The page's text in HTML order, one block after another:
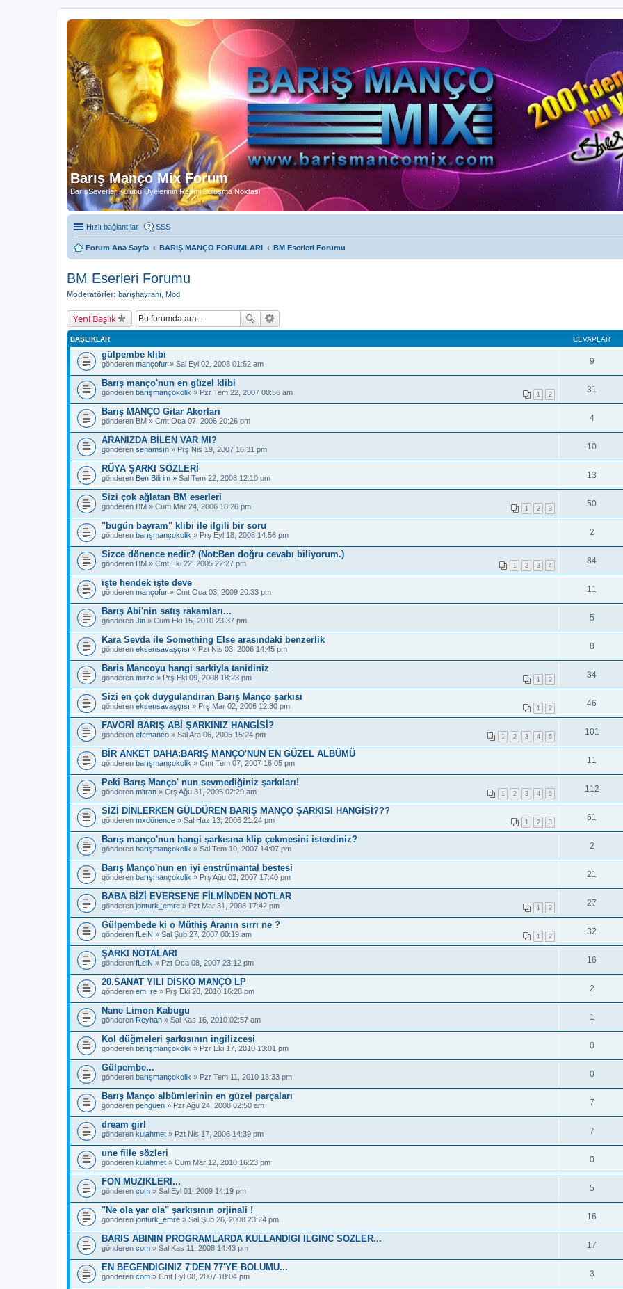
Barış Manço Mix Forum
BarışSeverler Kulübü Üyelerinin Resmi Buluşma Noktası
Hızlı bağlantılar SSS
Forum Ana Sayfa BARIŞ MANÇO FORUMLARI BM Eserleri Forumu
BM Eserleri Forumu
Moderatörler: barışhayranı Mod
Yeni Başlık
BAŞLIKLAR CEVAPLAR
gülpembe klibi
gönderen mançofur » Sal Eyl 02, 2008 01:52 am 9
Barış manço'nun en güzel klibi
1 2
gönderen barışmançokolik » Pzr Tem 22, 2007 00:56 am 31
Barış MANÇO Gitar Akorları
gönderen BM » Cmt Oca 07, 2006 20:26 pm 4
ARANIZDA BİLEN VAR MI?
gönderen senamsın » Prş Nis 19, 2007 16:31 pm 10
RÜYA ŞARKI SÖZLERİ
gönderen Ben Bilirim » Sal Tem 22, 2008 12:10 pm 13
Sizi çok ağlatan BM eserleri
1 2 3
gönderen BM » Cum Mar 24, 2006 18:26 pm 50
"bugün bayram" klibi ile ilgili bir soru
gönderen barışmançokolik » Prş Eyl 18, 2008 14:56 pm 2
Sizce dönence nedir? (Not:Ben doğru cevabı biliyorum.)
1 2 3 4
gönderen BM » Cmt Eki 22, 2005 22:27 pm 84
işte hendek işte deve
gönderen mançofur » Cmt Oca 03, 2009 20:33 pm 11
Barış Abi'nin satış rakamları...
gönderen Jin » Cum Eki 15, 2010 23:37 pm 5
Kara Sevda ile Something Else arasındaki benzerlik
gönderen eksensavaşçısı » Pzt Nis 03, 2006 14:45 pm 8
Baris Mancoyu hangi sarkiyla tanidiniz
1 2
gönderen mirze » Prş Eki 09, 2008 18:23 pm 34
Sizi en çok duygulandıran Barış Manço şarkısı
1 2
gönderen eksensavaşçısı » Prş Mar 02, 2006 12:30 pm 46
FAVORİ BARIŞ ABİ ŞARKINIZ HANGİSİ?
1 2 3 4 5
gönderen efemanco » Sal Ara 06, 2005 15:24 pm 101
BİR ANKET DAHA:BARIŞ MANÇO'NUN EN GÜZEL ALBÜMÜ
gönderen barışmançokolik » Cmt Tem 07, 2007 16:05 pm 11
Peki Barış Manço' nun sevmediğiniz şarkıları!
1 2 3 4 5
gönderen mitran » Çrş Ağu 31, 2005 02:29 am 112
SİZİ DİNLERKEN GÜLDÜREN BARIŞ MANÇO ŞARKISI HANGİSİ???
1 2 3
gönderen mxdönence » Sal Haz 13, 2006 21:24 pm 61
Barış manço'nun hangi şarkısına klip çekmesini isterdiniz?
gönderen barışmançokolik » Sal Tem 10, 2007 14:07 pm 2
Barış Manço'nun en iyi enstrümantal bestesi
gönderen barışmançokolik » Prş Ağu 02, 2007 17:40 pm 21
BABA BİZİ EVERSENE FİLMİNDEN NOTLAR
1 2
gönderen jonturk_emre » Pzt Mar 31, 2008 17:42 pm 27
Gülpembede ki o Müthiş Aranın sırrı ne ?
1 2
gönderen fLeiN » Sal Şub 27, 2007 00:19 am 32
ŞARKI NOTALARI
gönderen fLeiN » Pzt Oca 08, 2007 23:12 pm 16
20.SANAT YILI DİSKO MANÇO LP
gönderen em_re » Prş Eki 28, 2010 16:28 pm 2
Nane Limon Kabugu
gönderen Reyhan » Sal Kas 16, 2010 02:57 am 1
Kol düğmeleri şarkısının ingilizcesi
gönderen barışmançokolik » Pzr Eki 17, 2010 13:01 pm 0
Gülpembe...
gönderen barışmançokolik » Pzr Tem 11, 2010 13:33 pm 0
Barış Manço albümlerinin en güzel parçaları
gönderen penguen » Pzr Ağu 24, 2008 02:50 am 7
dream girl
gönderen kulahmet » Pzt Nis 17, 2006 14:39 pm 7
une fille sözleri
gönderen kulahmet » Cum Mar 12, 2010 16:23 pm 0
FON MUZIKLERI...
gönderen com » Sal Eyl 01, 2009 14:19 pm 5
"Ne ola yar ola" şarkısının orjinali !
gönderen jonturk_emre » Sal Şub 26, 2008 23:24 pm 16
BARIS ABININ PROGRAMLARDA KULLANDIGI ILGINC SOZLER...
gönderen com » Sal Kas 11, 2008 14:43 pm 17
EN BEGENDIGINIZ 7'DEN 77'YE BOLUMU...
gönderen com » Cmt Eyl 08, 2007 18:04 pm 3